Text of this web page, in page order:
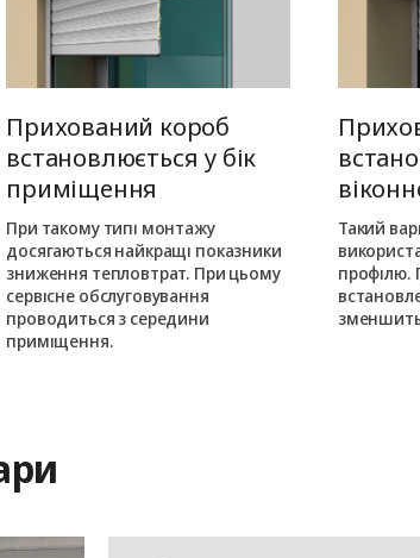
Прихований короб
встановлюється у бік
приміщення
При такому типі монтажу
досягаються найкращі показники
зниження тепловтрат. При цьому
сервісне обслуговування
проводиться з середини
приміщення.
Такий
профілю.